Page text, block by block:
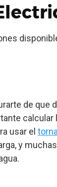
de que
usar el
y